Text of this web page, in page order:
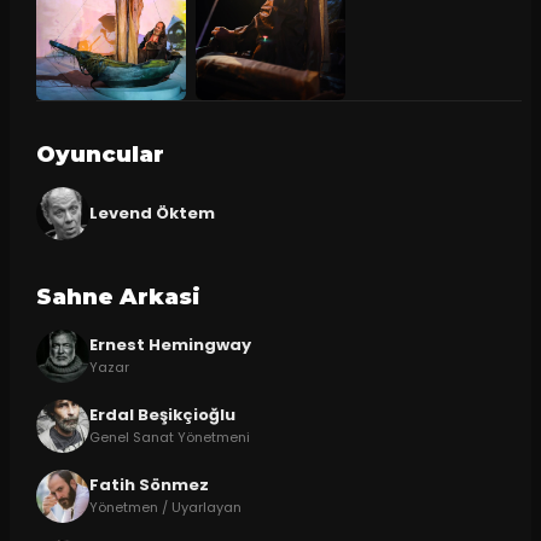
Oyuncular
Levend Öktem
Sahne Arkasi
Ernest Hemingway
Yazar
Erdal Beşikçioğlu
Genel Sanat Yönetmeni
Fatih Sönmez
Yönetmen / Uyarlayan